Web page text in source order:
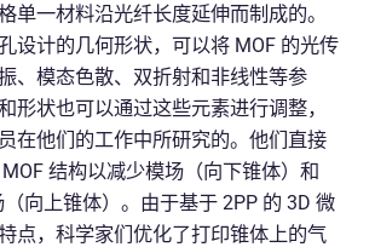
单一材料沿光纤长度延伸而制成的。
设计的几何形状，可以将 MOF 的光传
、模态色散、双折射和非线性等参
形状也可以通过这些元素进行调整，
在他们的工作中所研究的。他们直接
结构以减少模场（向下锥体）和
向上锥体）。由于基于 2PP 的 3D 微
点，科学家们优化了打印锥体上的气